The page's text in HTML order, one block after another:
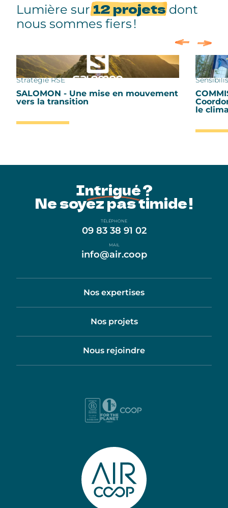
Lumière sur12 projetsdont
nous sommes fiers !
Stratégie RSE
SALOMON - Une mise en mouvement
vers la transition
le
Intrigué ?
Ne soyez pas timide !
TÉLÉPHONE
09 83 38 91 02
MAIL
info@air.coop
Nos expertises
Nos projets
Nous rejoindre